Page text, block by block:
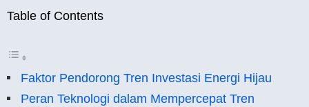
Table of Contents
Faktor Pendorong Tren Investasi Energi Hijau
Peran Teknologi dalam Mempercepat Tren